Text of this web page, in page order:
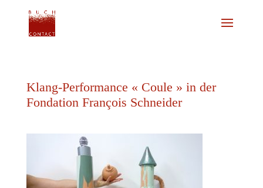
Klang-Performance « Coule » in der
Fondation François Schneider